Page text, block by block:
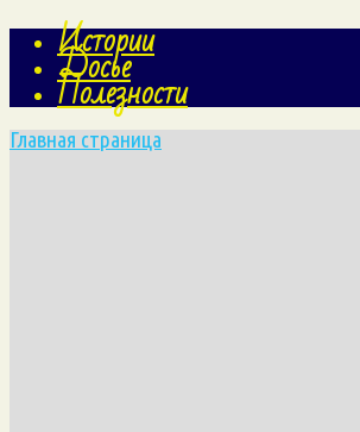
Истории
Досье
Полезности
Главная страница